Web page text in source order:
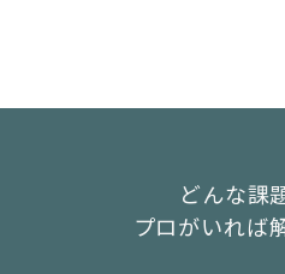
どんな課
プロがいれば